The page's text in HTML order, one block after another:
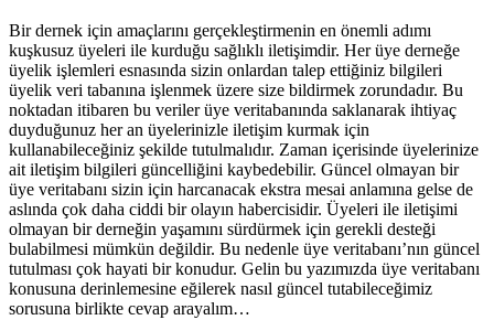
Bir dernek için amaçlarını gerçekleştirmenin en önemli adımı
kuşkusuz üyeleri ile kurduğu sağlıklı iletişimdir. Her üye derneğe
üyelik işlemleri esnasında sizin onlardan talep ettiğiniz bilgileri
üyelik veri tabanına işlenmek üzere size bildirmek zorundadır. Bu
noktadan itibaren bu veriler üye veritabanında saklanarak ihtiyaç
duyduğunuz her an üyelerinizle iletişim kurmak için
kullanabileceğiniz şekilde tutulmalıdır. Zaman içerisinde üyelerinize
ait iletişim bilgileri güncelliğini kaybedebilir. Güncel olmayan bir
üye veritabanı sizin için harcanacak ekstra mesai anlamına gelse de
aslında çok daha ciddi bir olayın habercisidir. Üyeleri ile iletişimi
olmayan bir derneğin yaşamını sürdürmek için gerekli desteği
bulabilmesi mümkün değildir. Bu nedenle üye veritabanı’nın güncel
tutulması çok hayati bir konudur. Gelin bu yazımızda üye veritabanı
konusuna derinlemesine eğilerek nasıl güncel tutabileceğimiz
sorusuna birlikte cevap arayalım…